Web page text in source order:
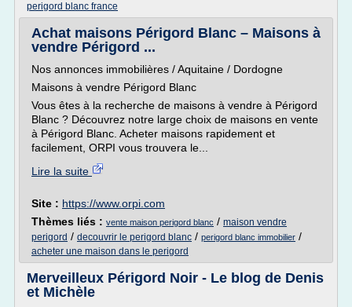
perigord blanc france
Achat maisons Périgord Blanc – Maisons à
vendre Périgord ...
Nos annonces immobilières / Aquitaine / Dordogne
Maisons à vendre Périgord Blanc
Vous êtes à la recherche de maisons à vendre à Périgord
Blanc ? Découvrez notre large choix de maisons en vente
à Périgord Blanc. Acheter maisons rapidement et
facilement, ORPI vous trouvera le...
Lire la suite
Site : https://www.orpi.com
Thèmes liés : vente maison perigord blanc / maison vendre
perigord / decouvrir le perigord blanc / perigord blanc immobilier /
acheter une maison dans le perigord
Merveilleux Périgord Noir - Le blog de Denis
et Michèle